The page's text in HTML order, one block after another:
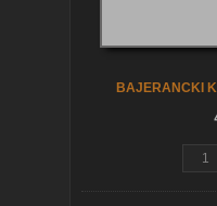
BAJERANCKI